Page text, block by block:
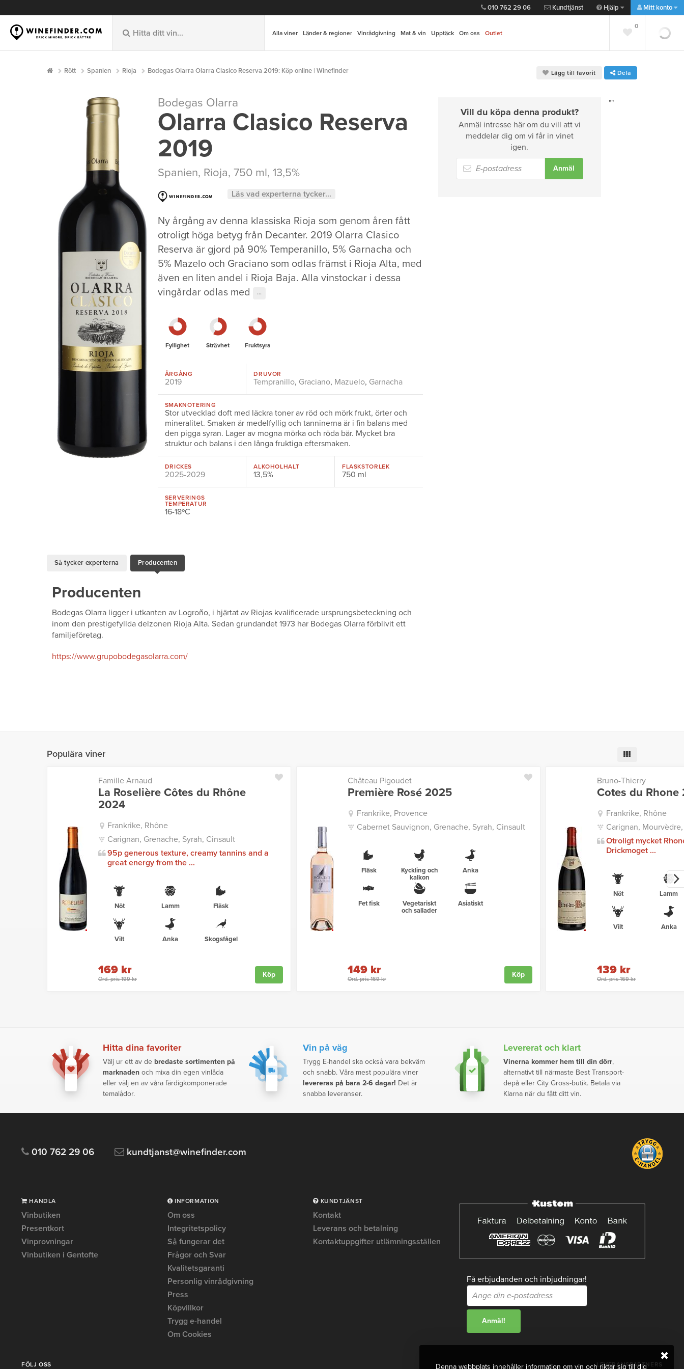
010 762 29 06 Kundtjänst Hjälp Mitt konto
Alla viner Länder & regioner Vinrådgivning Mat & vin Upptäck Om oss Outlet
0
0
Rött Spanien Rioja Bodegas Olarra Olarra Clasico Reserva 2019: Köp online | Winefinder Lägg till favorit Dela
Bodegas Olarra
Olarra Clasico Reserva
2019
Spanien, Rioja, 750 ml, 13,5%
Läs vad experterna tycker...
Ny årgång av denna klassiska Rioja som genom åren fått
otroligt höga betyg från Decanter. 2019 Olarra Clasico
Reserva är gjord på 90% Temperanillo, 5% Garnacha och
5% Mazelo och Graciano som odlas främst i Rioja Alta, med
även en liten andel i Rioja Baja. Alla vinstockar i dessa
vingårdar odlas med
···
Vill du köpa denna produkt?
Anmäl intresse här om du vill att vi
meddelar dig om vi får in vinet
igen.
Anmäl
Fyllighet Strävhet Fruktsyra
ÅRGÅNG
2019
DRUVOR
Tempranillo, Graciano, Mazuelo, Garnacha
SMAKNOTERING
Stor utvecklad doft med läckra toner av röd och mörk frukt, örter och
mineralitet. Smaken är medelfyllig och tanninerna är i fin balans med
den pigga syran. Lager av mogna mörka och röda bär. Mycket bra
struktur och balans i den långa fruktiga eftersmaken.
DRICKES
2025-2029
ALKOHOLHALT
13,5%
FLASKSTORLEK
750 ml
SERVERINGS
TEMPERATUR
16-18ºC
Så tycker experterna Producenten
Producenten
Bodegas Olarra ligger i utkanten av Logroño, i hjärtat av Riojas kvalificerade ursprungsbeteckning och
inom den prestigefyllda delzonen Rioja Alta. Sedan grundandet 1973 har Bodegas Olarra förblivit ett
familjeföretag.
https://www.grupobodegasolarra.com/
""
Populära viner
Famille Arnaud
La Roselière Côtes du Rhône
2024
Frankrike, Rhône
Carignan, Grenache, Syrah, Cinsault
95p generous texture, creamy tannins and a
great energy from the ...
Nöt Lamm Fläsk
Vilt Anka Skogsfågel
Ord. pris 199 kr
169 kr Köp
Château Pigoudet
Première Rosé 2025
Frankrike, Provence
Cabernet Sauvignon, Grenache, Syrah, Cinsault
Fläsk
Kyckling och
kalkon
Anka
Fet fisk
Vegetariskt
och sallader
Asiatiskt
Ord. pris 169 kr
149 kr Köp
Bruno-Thierry
Cotes du Rhone
Frankrike, Rhône
Carignan,
Otroligt mycket
Drickmoget ...
Nöt Lamm
Vilt Anka
Ord. pris 169 kr
139 kr
Hitta dina favoriter
Välj ur ett av de bredaste sortimenten på
marknaden och mixa din egen vinlåda
eller välj en av våra färdigkomponerade
temalådor.
Vin på väg
Trygg E-handel ska också vara bekväm
och snabb. Våra mest populära viner
levereras på bara 2-6 dagar! Det är
snabba leveranser.
Levererat och klart
Vinerna kommer hem till din dörr,
alternativt till närmaste Best Transport-
depå eller City Gross-butik. Betala via
Klarna när du fått ditt vin.
010 762 29 06 kundtjanst@winefinder.com
HANDLA
Vinbutiken
Presentkort
Vinprovningar
Vinbutiken i Gentofte
INFORMATION
Om oss
Integritetspolicy
Så fungerar det
Frågor och Svar
Kvalitetsgaranti
Personlig vinrådgivning
Press
Köpvillkor
Trygg e-handel
Om Cookies
KUNDTJÄNST
Kontakt
Leverans och betalning
Kontaktuppgifter utlämningsställen
Få erbjudanden och inbjudningar!
FÖLJ OSS LEVERANSPARTNERS
Denna webbplats innehåller information om vin och riktar sig till dig